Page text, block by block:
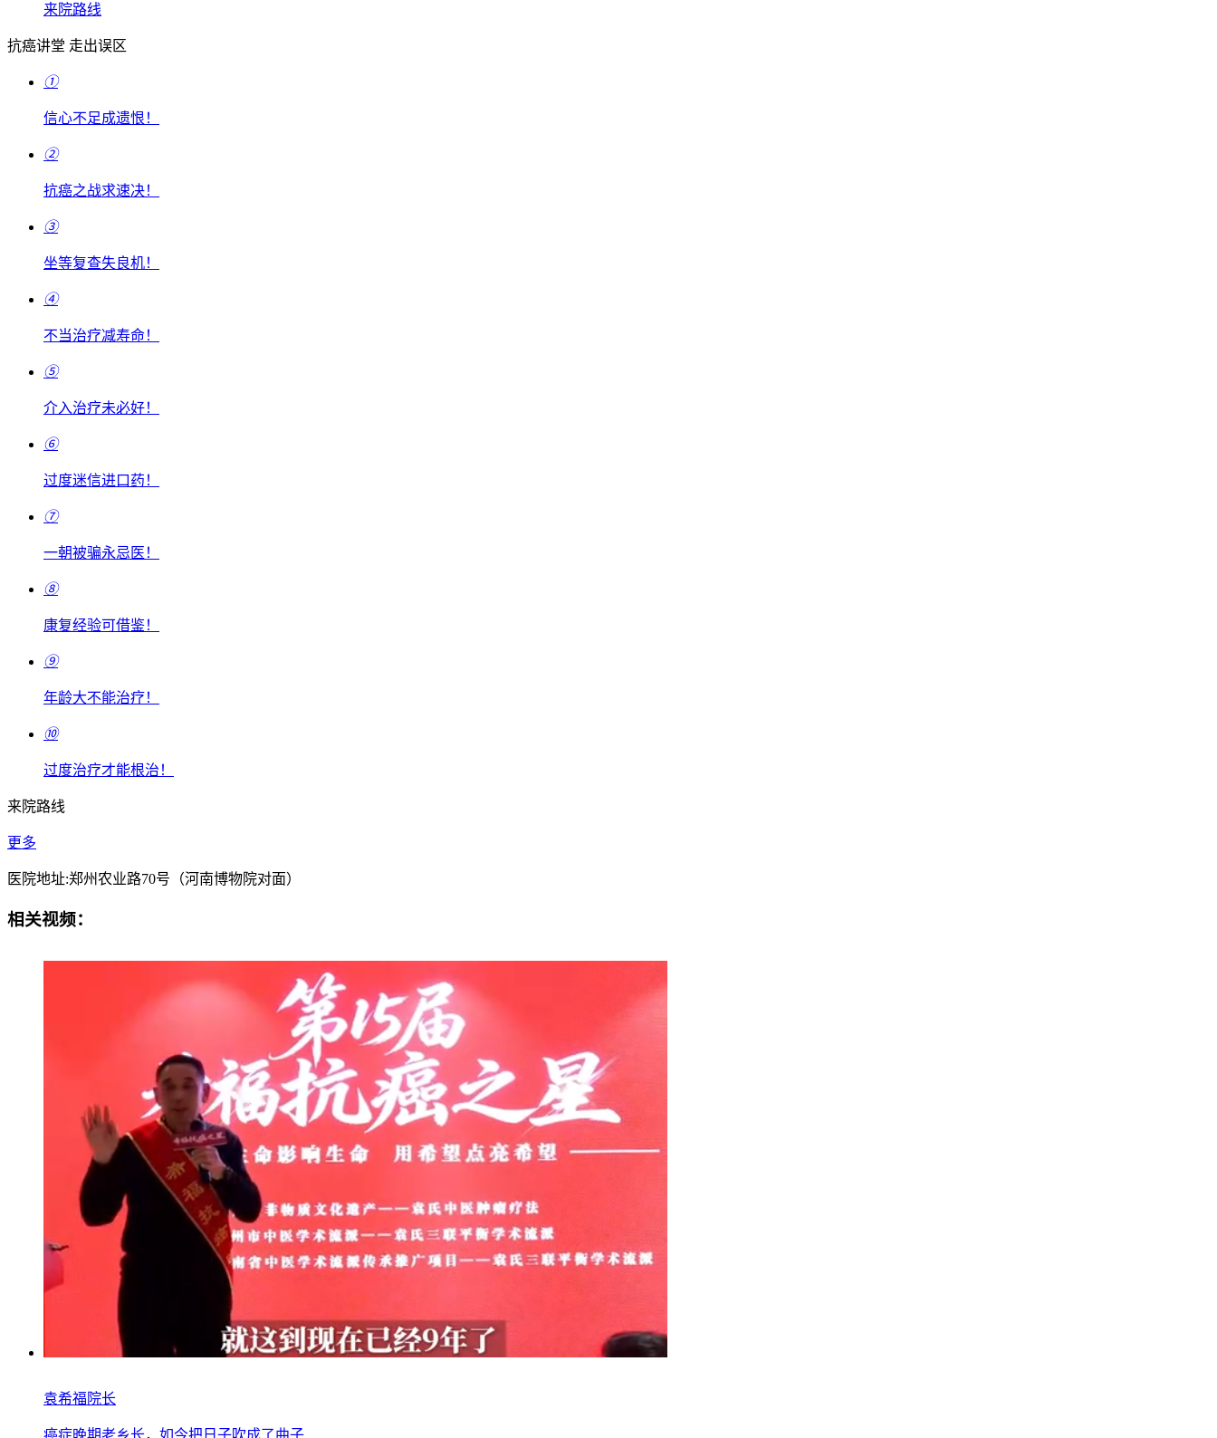
来院路线
抗癌讲堂 走出误区
①
信心不足成遗恨！
②
抗癌之战求速决！
③
坐等复查失良机！
④
不当治疗减寿命！
⑤
介入治疗未必好！
⑥
过度迷信进口药！
⑦
一朝被骗永忌医！
⑧
康复经验可借鉴！
⑨
年龄大不能治疗！
⑩
过度治疗才能根治！
来院路线
更多
医院地址:郑州农业路70号（河南博物院对面）
相关视频：
袁希福院长